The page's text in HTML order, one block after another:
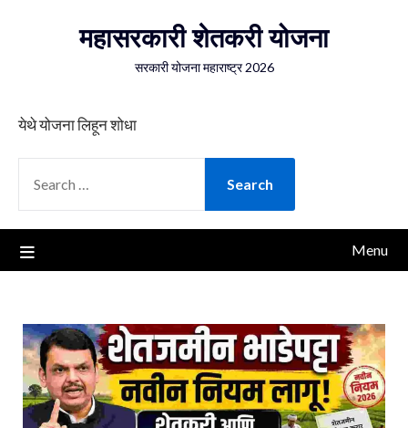
महासरकारी शेतकरी योजना
सरकारी योजना महाराष्ट्र 2026
येथे योजना लिहून शोधा
FOR:
Menu